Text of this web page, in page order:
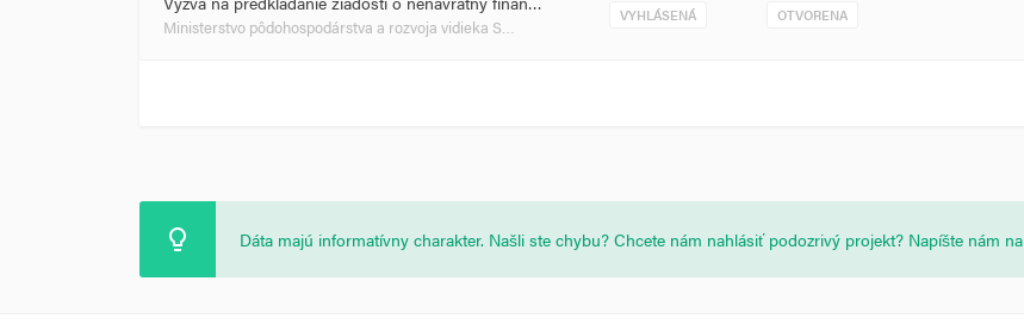
Ministerstvo pôdohospodárstva a rozvoja vidieka S…
VYHLÁSENÁ OTVORENA
Dáta majú informatívny charakter. Našli ste chybu? Chcete nám nahlásiť podozrivý projekt? Napíšte nám na